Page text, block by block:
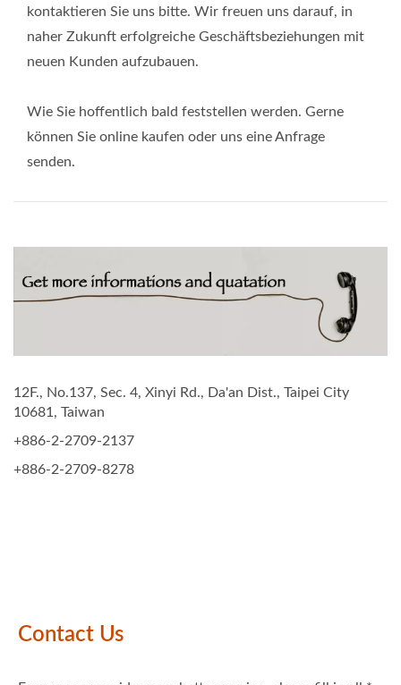
kontaktieren Sie uns bitte. Wir freuen uns darauf, in
naher Zukunft erfolgreiche Geschäftsbeziehungen mit
neuen Kunden aufzubauen.
Wie Sie hoffentlich bald feststellen werden. Gerne
können Sie online kaufen oder uns eine Anfrage
senden.
12F., No.137, Sec. 4, Xinyi Rd., Da'an Dist., Taipei City
10681, Taiwan
+886-2-2709-2137
+886-2-2709-8278